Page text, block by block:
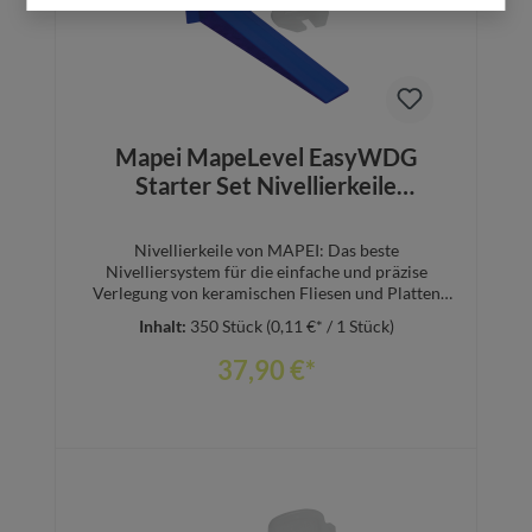
Mapei MapeLevel EasyWDG
Starter Set Nivellierkeile
Nivellierkeile von MAPEI: Das beste
Nivelliersystem für die einfache und präzise
Verlegung von keramischen Fliesen und Platten
Nivellierzange erforderlichErgonomisch geformte
NivellierkeileSpezielle ProfilierungEinfache
EntfernungWiederverwendbare KeileKomplettes
von großformatigen Fliesen.Für Fliesendicken von
3 bis 12 mm.Das MAPELEVEL EASYWDG SYSTEM
Inhalt: 350 Stück (0,11 €* / 1 Stück)
37,90 €*
Details